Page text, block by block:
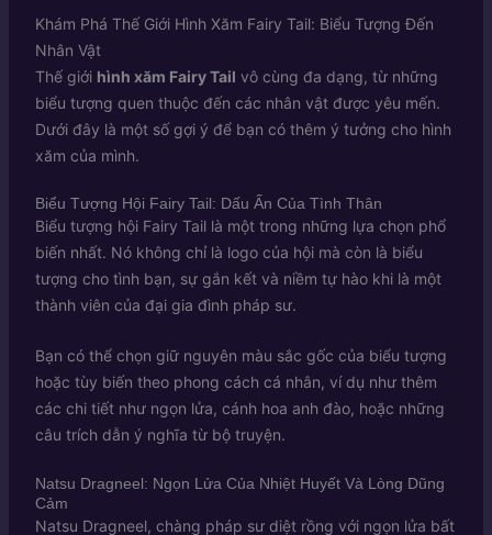
Khám Phá Thế Giới Hình Xăm Fairy Tail: Biểu Tượng Đến
Nhân Vật
Thế giới hình xăm Fairy Tail vô cùng đa dạng, từ những
biểu tượng quen thuộc đến các nhân vật được yêu mến.
Dưới đây là một số gợi ý để bạn có thêm ý tưởng cho hình
xăm của mình.
Biểu Tượng Hội Fairy Tail: Dấu Ấn Của Tình Thân
Biểu tượng hội Fairy Tail là một trong những lựa chọn phổ
biến nhất. Nó không chỉ là logo của hội mà còn là biểu
tượng cho tình bạn, sự gắn kết và niềm tự hào khi là một
thành viên của đại gia đình pháp sư.
Bạn có thể chọn giữ nguyên màu sắc gốc của biểu tượng
hoặc tùy biến theo phong cách cá nhân, ví dụ như thêm
các chi tiết như ngọn lửa, cánh hoa anh đào, hoặc những
câu trích dẫn ý nghĩa từ bộ truyện.
Natsu Dragneel: Ngọn Lửa Của Nhiệt Huyết Và Lòng Dũng
Cảm
Natsu Dragneel, chàng pháp sư diệt rồng với ngọn lửa bất